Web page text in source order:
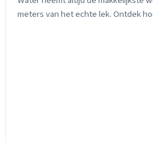
meters van het echte lek. Ontdek